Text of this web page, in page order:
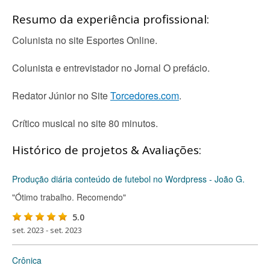
Resumo da experiência profissional:
Colunista no site Esportes Online.
Colunista e entrevistador no Jornal O prefácio.
Redator Júnior no SiteTorcedores.com.
Crítico musical no site 80 minutos.
Histórico de projetos & Avaliações:
Produção diária conteúdo de futebol no Wordpress - João G.
"Ótimo trabalho. Recomendo"
5.0
set. 2023 - set. 2023
Crônica